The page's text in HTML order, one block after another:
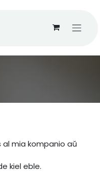
al mia kompanio aŭ
kiel eble.